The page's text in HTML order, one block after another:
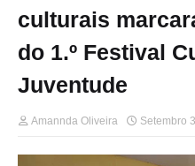
culturais
do 1.º Festival
Juventude
Amannda Oliveira Setembro